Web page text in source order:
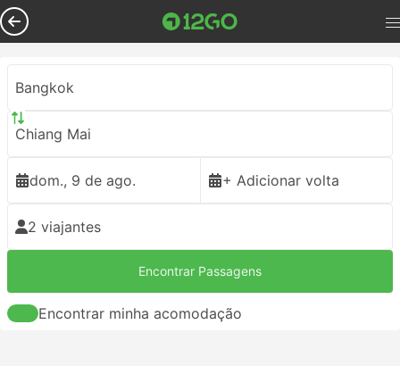
Bangkok
Chiang Mai
dom., 9 de ago. + Adicionar volta
2 viajantes
Encontrar Passagens
Encontrar minha acomodação